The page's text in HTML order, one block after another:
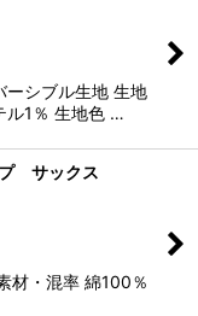
シブル生地 生地
ル1％ 生地色 …
サックス
材・混率 綿100％